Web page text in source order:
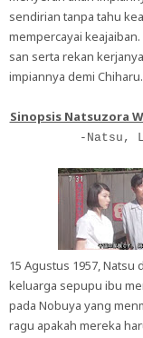
sendirian tanpa tahu
mempercayai
san serta rekan
impiannya demi Chiharu.
Sinopsis Natsuzora
-Natsu,
15 Agustus 1957, Natsu
keluarga sepupu ibu
pada Nobuya yang
ragu apakah mereka